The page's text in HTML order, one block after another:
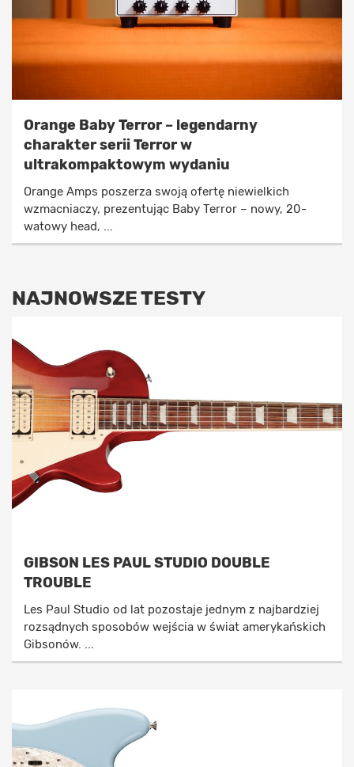
Orange Baby Terror – legendarny
charakter serii Terror w
ultrakompaktowym wydaniu
Orange Amps poszerza swoją ofertę niewielkich
wzmacniaczy, prezentując Baby Terror – nowy, 20-
watowy head, ...
NAJNOWSZE TESTY
GIBSON LES PAUL STUDIO DOUBLE
TROUBLE
Les Paul Studio od lat pozostaje jednym z najbardziej
rozsądnych sposobów wejścia w świat amerykańskich
Gibsonów. ...